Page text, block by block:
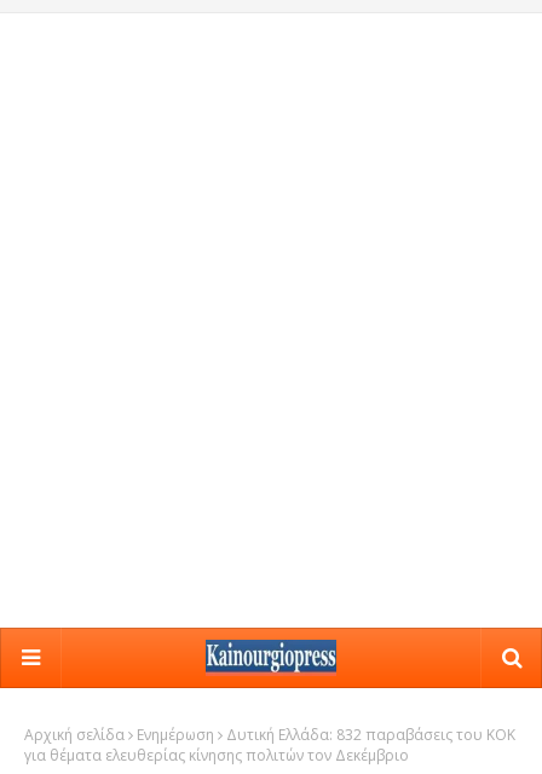
Αρχική σελίδα Ενημέρωση
Δυτική Ελλάδα: 832 παραβάσεις του ΚΟΚ
για θέματα ελευθερίας κίνησης πολιτών τον Δεκέμβριο